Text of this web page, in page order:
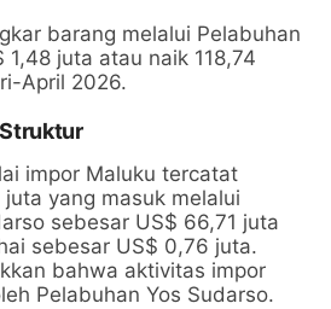
barang melalui Pelabuhan
1,48 juta atau naik 118,74
April 2026.
impor Maluku tercatat
yang masuk melalui
sebesar US$ 66,71 juta
sebesar US$ 0,76 juta.
bahwa aktivitas impor
Pelabuhan Yos Sudarso.